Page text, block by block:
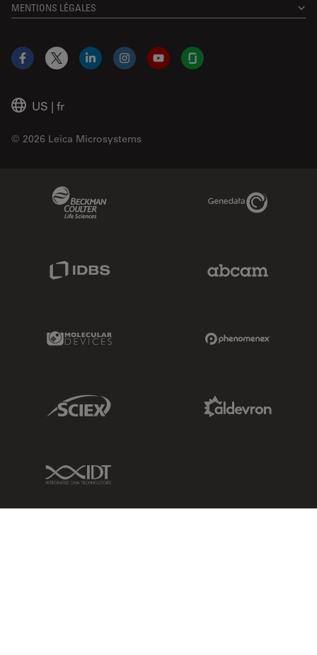
MENTIONS LÉGALES
US | fr
© 2026 Leica Microsystems
Facebook
X LinkedInInstagramYouTubeGlassdoor
Genedata Link
Molecular Devices Link
Sciex Link
IDT Link